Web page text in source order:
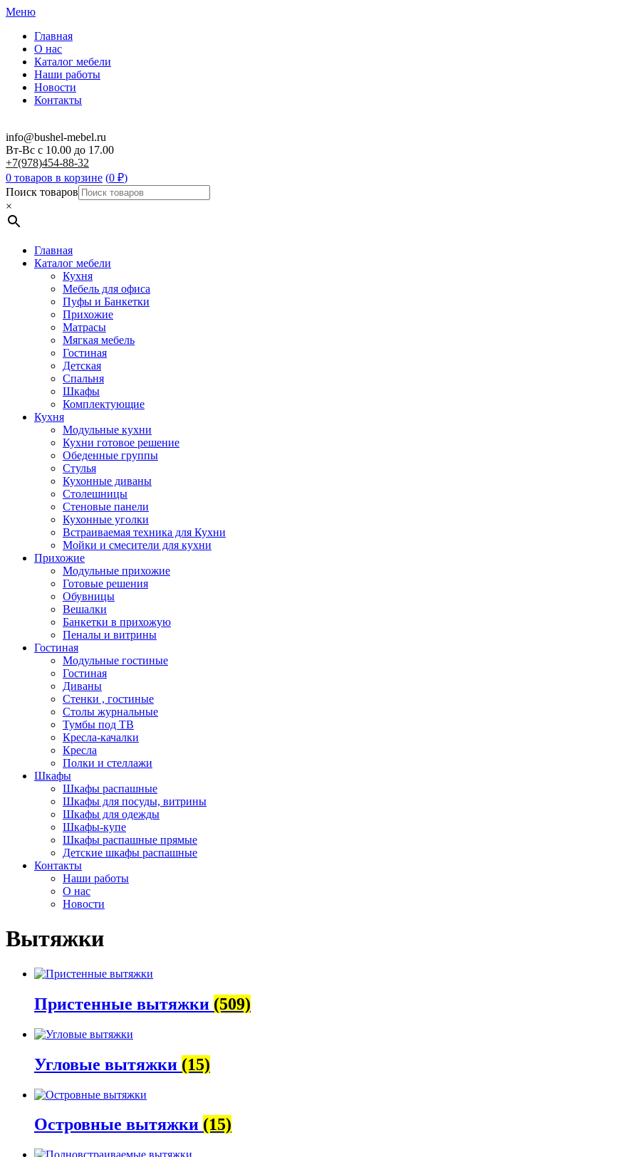
Меню
Главная
О нас
Каталог мебели
Наши работы
Новости
Контакты
info@bushel-mebel.ru
Вт-Вс c 10.00 до 17.00
+7(978)454-88-32
0 товаров в корзине (0 ₽)
Поиск товаров
×
Главная
Каталог мебели
Кухня
Мебель для офиса
Пуфы и Банкетки
Прихожие
Матрасы
Мягкая мебель
Гостиная
Детская
Спальня
Шкафы
Комплектующие
Кухня
Модульные кухни
Кухни готовое решение
Обеденные группы
Стулья
Кухонные диваны
Столешницы
Стеновые панели
Кухонные уголки
Встраиваемая техника для Кухни
Мойки и смесители для кухни
Прихожие
Модульные прихожие
Готовые решения
Обувницы
Вешалки
Банкетки в прихожую
Пеналы и витрины
Гостиная
Модульные гостиные
Гостиная
Диваны
Стенки , гостиные
Столы журнальные
Тумбы под ТВ
Кресла-качалки
Кресла
Полки и стеллажи
Шкафы
Шкафы распашные
Шкафы для посуды, витрины
Шкафы для одежды
Шкафы-купе
Шкафы распашные прямые
Детские шкафы распашные
Контакты
Наши работы
О нас
Новости
Вытяжки
Пристенные вытяжки (509)
Угловые вытяжки (15)
Островные вытяжки (15)